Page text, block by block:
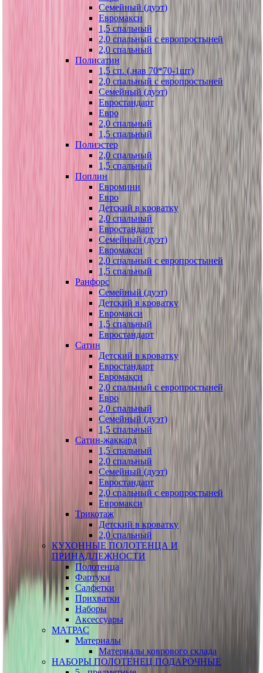
Семейный (дуэт)
Евромакси
1,5 спальный
2,0 спальный с европростыней
2,0 спальный
Полисатин
1,5 сп. (.нав 70*70-1шт)
2,0 спальный с европростыней
Семейный (дуэт)
Евростандарт
Евро
2,0 спальный
1,5 спальный
Полиэстер
2,0 спальный
1,5 спальный
Поплин
Евромини
Евро
Детский в кроватку
2,0 спальный
Евростандарт
Семейный (дуэт)
Евромакси
2,0 спальный с европростыней
1,5 спальный
Ранфорс
Семейный (дуэт)
Детский в кроватку
Евромакси
1,5 спальный
Евростандарт
Сатин
Детский в кроватку
Евростандарт
Евромакси
2,0 спальный с европростыней
Евро
2,0 спальный
Семейный (дуэт)
1,5 спальный
Сатин-жаккард
1,5 спальный
2,0 спальный
Семейный (дуэт)
Евростандарт
2,0 спальный с европростыней
Евромакси
Трикотаж
Детский в кроватку
2,0 спальный
КУХОННЫЕ ПОЛОТЕНЦА И
ПРИНАДЛЕЖНОСТИ
Полотенца
Фартуки
Салфетки
Прихватки
Наборы
Аксессуары
МАТРАС
Материалы
Материалы коврового склада
НАБОРЫ ПОЛОТЕНЕЦ ПОДАРОЧНЫЕ